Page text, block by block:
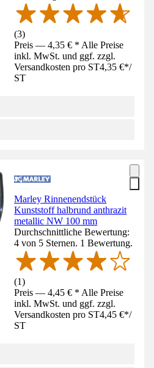
(3)
Preis — 4,35 € * Alle Preise
inkl. MwSt. und ggf. zzgl.
Versandkosten pro ST4,35 €*/
ST
Marley Rinnenendstück
Kunststoff halbrund anthrazit
metallic NW 100 mm
Durchschnittliche Bewertung:
4 von 5 Sternen. 1 Bewertung.
(1)
Preis — 4,45 € * Alle Preise
inkl. MwSt. und ggf. zzgl.
Versandkosten pro ST4,45 €*/
ST